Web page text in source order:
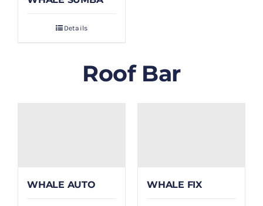
Details
Roof Bar
WHALE AUTO WHALE FIX